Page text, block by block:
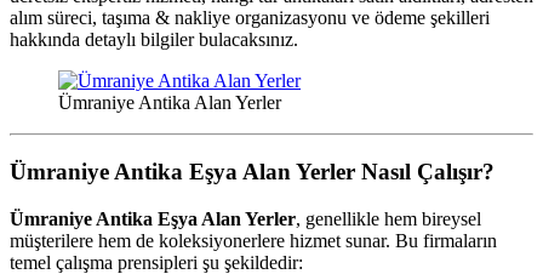
alım süreci, taşıma & nakliye organizasyonu ve ödeme şekilleri
hakkında detaylı bilgiler bulacaksınız.
Ümraniye Antika Alan Yerler
Ümraniye Antika Eşya Alan Yerler Nasıl Çalışır?
Ümraniye Antika Eşya Alan Yerler, genellikle hem bireysel
müşterilere hem de koleksiyonerlere hizmet sunar. Bu firmaların
temel çalışma prensipleri şu şekildedir: